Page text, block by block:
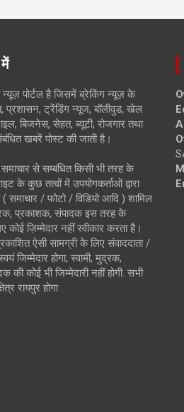
न्यूज़ पोर्टल है जिसमें ब्रेकिंग न्यूज़ के
प्रशासन, ट्रेंडिंग न्यूज, बॉलीवुड, खेल
बिजनेस, सेहत, ब्यूटी, रोजगार तथा
खबरें पोस्ट की जाती है।
से सम्बंधित किसी भी तरह के
के कुछ तत्वों में उपयोगकर्ताओं द्वारा
समाचार / फोटो / विडियो आदि ) शामिल
प्रकाशक, संपादक इस तरह के
कोई ज़िम्मेदार नहीं स्वीकार करता है।
ऐसी सामग्री के लिए संवाददाता /
जिम्मेदार होगा, स्वामी, मुद्रक,
की कोई भी जिम्मेदारी नहीं होगी. सभी
रायपुर होगा